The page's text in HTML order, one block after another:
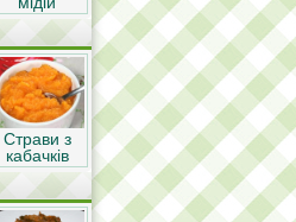
Страви з
кабачків